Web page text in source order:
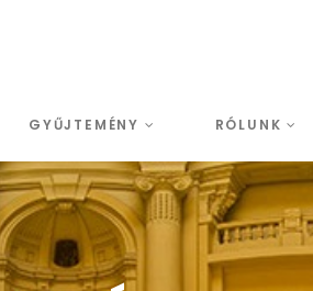
GYŰJTEMÉNY RÓLUNK